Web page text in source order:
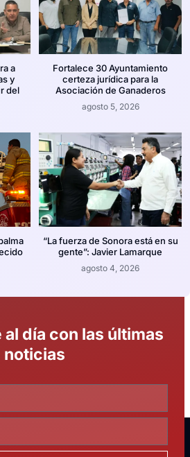
a
y
del
Fortalece 30 Ayuntamiento
certeza jurídica para la
Asociación de Ganaderos
agosto 5, 2026
“La fuerza de Sonora está en su
gente”: Javier Lamarque
agosto 4, 2026
día con las últimas
noticias